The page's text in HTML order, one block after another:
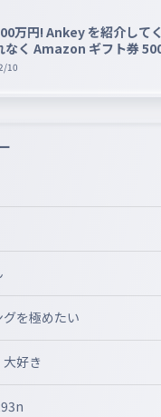
万円! Ankey を紹介して
なく Amazon ギフト券
ャンペーン!!
10
を極めたい
好き